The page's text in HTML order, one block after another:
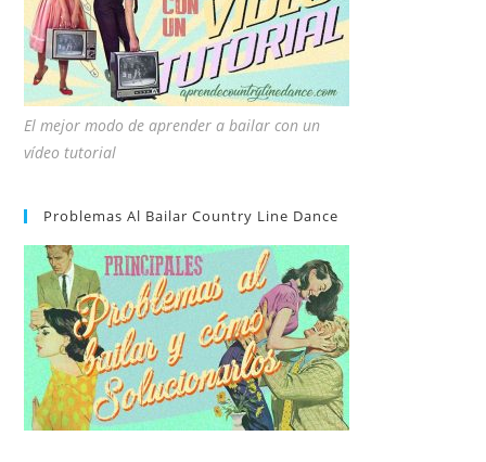
El mejor modo de aprender a bailar con un
vídeo tutorial
Problemas Al Bailar Country Line Dance